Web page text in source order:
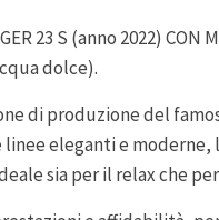
23 S (anno 2022) CON
dolce).
di produzione del
eleganti e
sia per il relax che